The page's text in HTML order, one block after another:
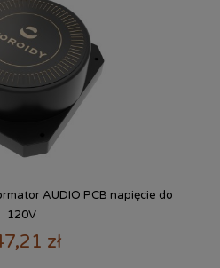
AUDIO PCB napięcie do
120V
zł